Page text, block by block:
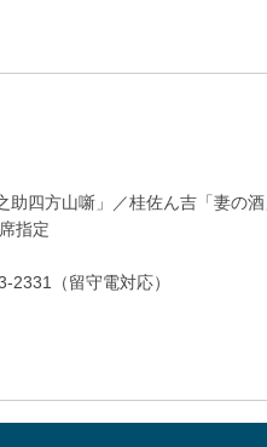
助四方山噺」／桂佐ん吉「妻の
指定
（留守電対応）